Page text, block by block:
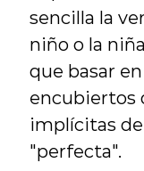
sencilla la
niño o la
que basar
encubiertos
implícitas
"perfecta".